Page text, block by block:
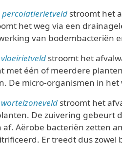
percolatierietveld stroomt het
het weg via een
van bodembacteriën
vloeirietveld stroomt het
met één of meerdere
De micro-organismen in
wortelzoneveld stroomt het
De zuivering gebeurt
af. Aërobe bacteriën zetten
Er treedt dus